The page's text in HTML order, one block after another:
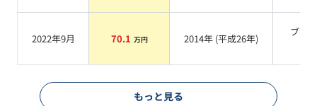
2022年9月 70.1 万円 2014年 (平成26年)
ブラ
もっと見る